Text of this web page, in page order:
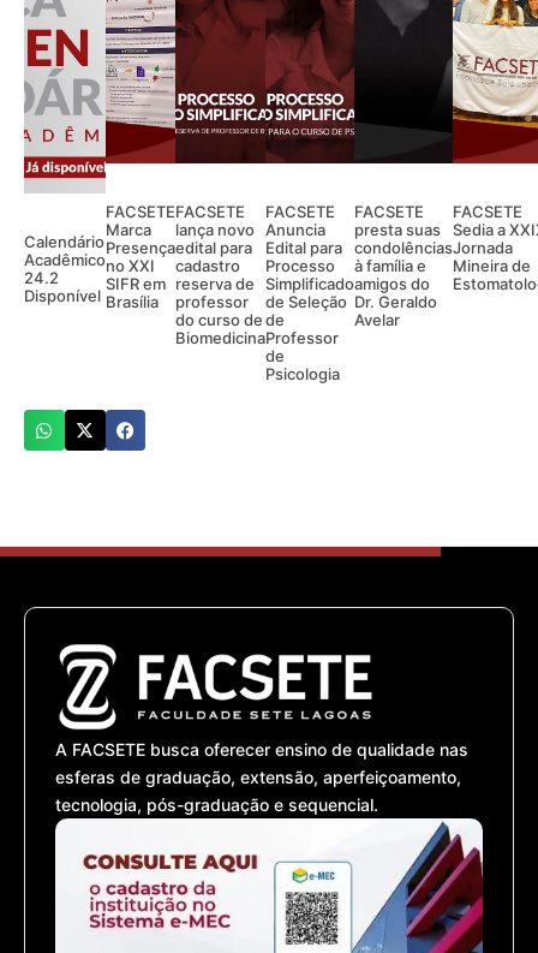
Calendário
Acadêmico
24.2
Disponível
FACSETE
Marca
Presença
no XXI
SIFR em
Brasília
FACSETE
lança novo
edital para
cadastro
reserva de
professor
do curso de
Biomedicina
FACSETE
Anuncia
Edital para
Processo
Simplificado
de Seleção
de
Professor
de
Psicologia
FACSETE
presta suas
condolências
à família e
amigos do
Dr. Geraldo
Avelar
FACSETE
Sedia a
Jornada
Mineira de
A FACSETE busca oferecer ensino de qualidade nas
esferas de graduação, extensão, aperfeiçoamento,
tecnologia, pós-graduação e sequencial.